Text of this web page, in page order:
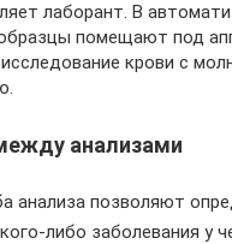
лаборант. В
помещают под
крови с
анализами
анализа позволяют
либо заболевания у